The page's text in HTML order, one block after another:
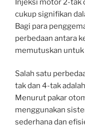
Injeksi motor 2-tak
cukup signifikan
Bagi para
perbedaan antara
memutuskan
Salah satu
tak dan 4-tak
Menurut pakar
menggunakan
sederhana dan